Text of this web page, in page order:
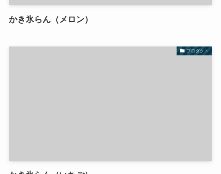
かき氷らん（メロン）
プロダクト